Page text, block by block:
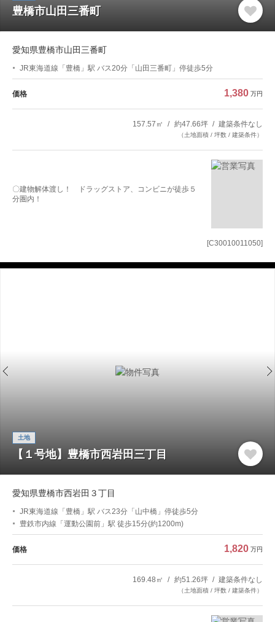
[C30010011050]
豊橋市山田三番町
愛知県豊橋市山田三番町
JR東海道線「豊橋」駅 バス20分「山田三番町」停徒歩5分
価格 1,380 万円
157.57㎡ 約47.66坪 建築条件なし
（土地面積 / 坪数 / 建築条件）
〇建物解体渡し！ ドラッグストア、コンビニが徒歩５
分圏内！
土地
【１号地】豊橋市西岩田三丁目
愛知県豊橋市西岩田３丁目
JR東海道線「豊橋」駅 バス23分「山中橋」停徒歩5分
豊鉄市内線「運動公園前」駅 徒歩15分(約1200m)
価格 1,820 万円
169.48㎡ 約51.26坪 建築条件なし
（土地面積 / 坪数 / 建築条件）